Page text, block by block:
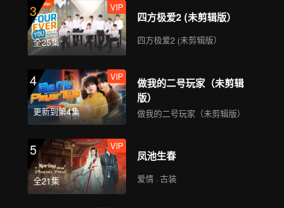
第4期中：首次
minidate！根源主动邀
第4期下：甜！根源说情
VIP
第4期加更：极致推拉~
男女借游戏表白？
3
全25集
VIP
四方极爱2 (未剪辑版）
四方极爱2 (未剪辑版）
4
更新到第4集
VIP
做我的二号玩家（未剪辑
版）
做我的二号玩家（未剪辑版）
5
全21集
VIP
凤池生春
爱情 · 古装